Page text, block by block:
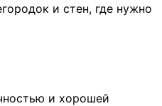
и стен, где нужно
и хорошей